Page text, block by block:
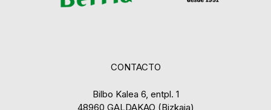
CONTACTO
Bilbo Kalea 6, entpl. 1
48960 GALDAKAO (Bizkaia)